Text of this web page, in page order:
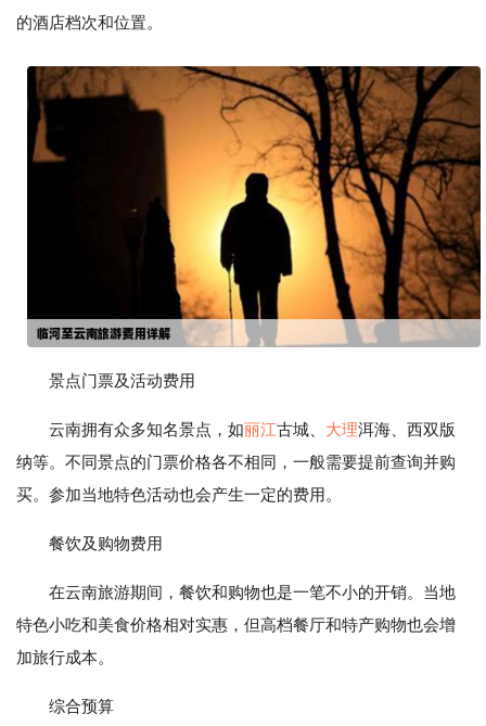
的酒店档次和位置。
景点门票及活动费用
云南拥有众多知名景点，如丽江古城、 大理洱海、西双版
纳等。不同景点的门票价格各不相同，一般需要提前查询并购
买。参加当地特色活动也会产生一定的费用。
餐饮及购物费用
在云南旅游期间，餐饮和购物也是一笔不小的开销。当地
特色小吃和美食价格相对实惠，但高档餐厅和特产购物也会增
加旅行成本。
综合预算